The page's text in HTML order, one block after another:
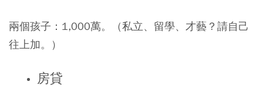
兩個孩子：1,000萬。（私立、留學、才藝？請自己
往上加。）
房貸